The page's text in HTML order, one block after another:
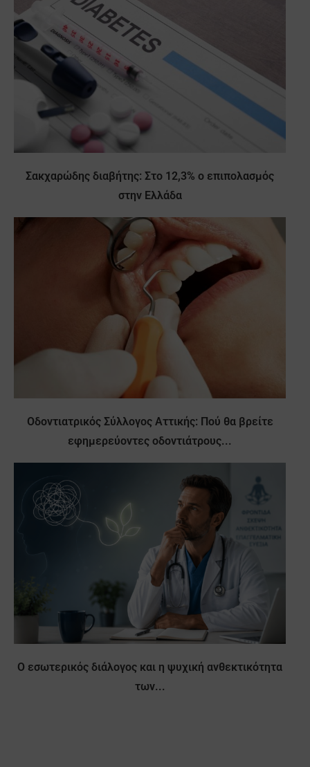
Σακχαρώδης διαβήτης: Στο 12,3% ο επιπολασμός
στην Ελλάδα
Οδοντιατρικός Σύλλογος Αττικής: Πού θα βρείτε
εφημερεύοντες οδοντιάτρους...
Ο εσωτερικός διάλογος και η ψυχική ανθεκτικότητα
των...